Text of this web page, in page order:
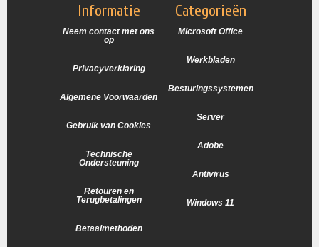
Informatie
Neem contact met ons
op
Privacyverklaring
Algemene Voorwaarden
Gebruik van Cookies
Technische
Ondersteuning
Retouren en
Terugbetalingen
Betaalmethoden
Categorieën
Microsoft Office
Werkbladen
Besturingssystemen
Server
Adobe
Antivirus
Windows 11